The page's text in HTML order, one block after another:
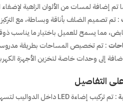
تم إضافة لمسات من الألوان الزاهية
: تم تصميم الضلف بأناقة وبساطة، مع
مما يسمح للعميل باختيار ما يناسب
: تم تخصيص المساحات بطريقة مدروسة
إلى وحدات خاصة لتخزين الأجهزة
: تم تركيب إضاءة LED داخل الدواليب لتسهيل الوصول إلى الأدوات والمواد الغذائية، مما يضفي لمسة من الحداثة والعملية.